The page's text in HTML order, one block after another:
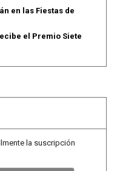
en las Fiestas de
el Premio Siete
la suscripción